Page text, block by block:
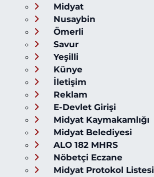
Midyat
Nusaybin
Ömerli
Savur
Yeşilli
Künye
İletişim
Reklam
E-Devlet Girişi
Midyat Kaymakamlığı
Midyat Belediyesi
ALO 182 MHRS
Nöbetçi Eczane
Midyat Protokol Listesi